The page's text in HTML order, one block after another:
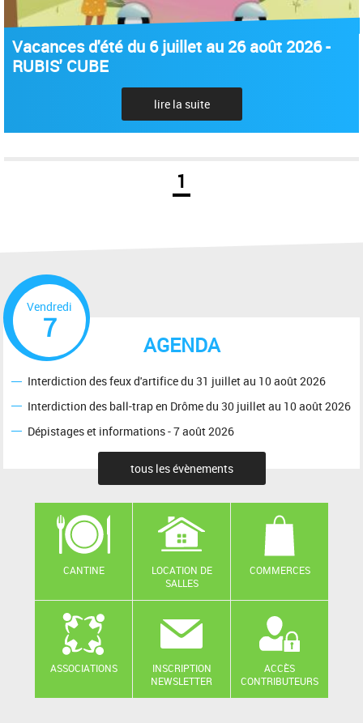
Vacances d'été du 6 juillet au 26 août 2026 -
RUBIS' CUBE
lire la suite
1
AGENDA
Vendredi
7
Interdiction des feux d'artifice du 31 juillet au 10 août 2026
Interdiction des ball-trap en Drôme du 30 juillet au 10 août 2026
Dépistages et informations - 7 août 2026
tous les évènements
CANTINE
LOCATION DE
SALLES
COMMERCES
ASSOCIATIONS
INSCRIPTION
NEWSLETTER
ACCÈS
CONTRIBUTEURS